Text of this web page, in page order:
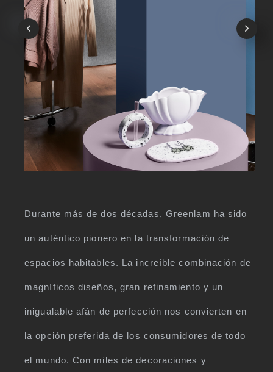
Durante más de dos décadas, Greenlam ha sido
un auténtico pionero en la transformación de
espacios habitables. La increíble combinación de
magníficos diseños, gran refinamiento y un
inigualable afán de perfección nos convierten en
la opción preferida de los consumidores de todo
el mundo. Con miles de decoraciones y